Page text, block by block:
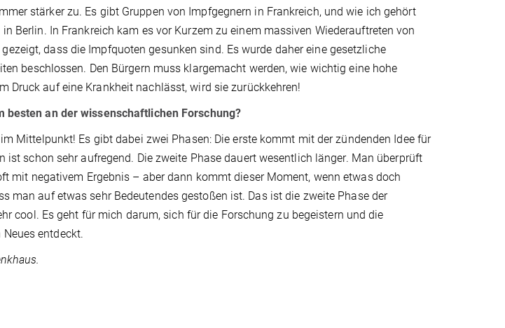
stärker zu. Es gibt Gruppen von Impfgegnern in Frankreich, und wie ich gehört
Berlin. In Frankreich kam es vor Kurzem zu einem massiven Wiederauftreten von
dass die Impfquoten gesunken sind. Es wurde daher eine gesetzliche
beschlossen. Den Bürgern muss klargemacht werden, wie wichtig eine hohe
Druck auf eine Krankheit nachlässt, wird sie zurückkehren!
besten an der wissenschaftlichen Forschung?
Mittelpunkt! Es gibt dabei zwei Phasen: Die erste kommt mit der zündenden Idee für
ist schon sehr aufregend. Die zweite Phase dauert wesentlich länger. Man überprüft
mit negativem Ergebnis – aber dann kommt dieser Moment, wenn etwas doch
man auf etwas sehr Bedeutendes gestoßen ist. Das ist die zweite Phase der
cool. Es geht für mich darum, sich für die Forschung zu begeistern und die
entdeckt.